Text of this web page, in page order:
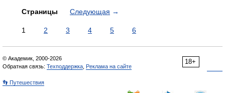
Страницы Следующая →
1 2 3 4 5 6
18+
© Академик, 2000-2026
Обратная связь: Техподдержка Реклама на сайте
👣 Путешествия